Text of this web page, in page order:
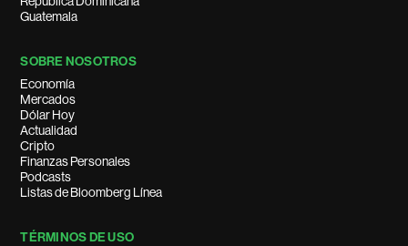
Guatemala
SOBRE NOSOTROS
Economía
Mercados
Dólar Hoy
Actualidad
Cripto
Finanzas Personales
Podcasts
Listas de Bloomberg Línea
TÉRMINOS DE USO